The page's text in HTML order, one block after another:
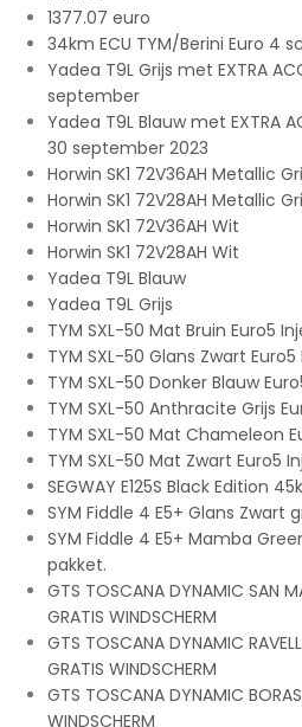
1377.07 euro
34km ECU TYM/Berini Euro 4
Yadea T9L Grijs met EXTRA
september
Yadea T9L Blauw met EXTRA
30 september 2023
Horwin SK1 72V36AH Metallic
Horwin SK1 72V28AH Metallic
Horwin SK1 72V36AH Wit
Horwin SK1 72V28AH Wit
Yadea T9L Blauw
Yadea T9L Grijs
TYM SXL-50 Mat Bruin Euro5
TYM SXL-50 Glans Zwart
TYM SXL-50 Donker Blauw
TYM SXL-50 Anthracite Grijs
TYM SXL-50 Mat Chameleon
TYM SXL-50 Mat Zwart Euro5
SEGWAY E125S Black Edition
SYM Fiddle 4 E5+ Glans Zwart
SYM Fiddle 4 E5+ Mamba
pakket.
GTS TOSCANA DYNAMIC SAN
GRATIS WINDSCHERM
GTS TOSCANA DYNAMIC
GRATIS WINDSCHERM
GTS TOSCANA DYNAMIC
WINDSCHERM